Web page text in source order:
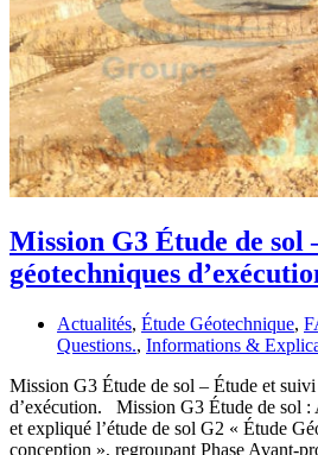
Mission G3 Étude de sol
géotechniques
Actualités, Étude Géotechnique,
Questions., Informations &
Mission G3 Étude de sol – Étude et
d’exécution. Mission G3 Étude de sol :
et expliqué l’étude de sol G2 « Étude
conception », regroupant Phase Avant-